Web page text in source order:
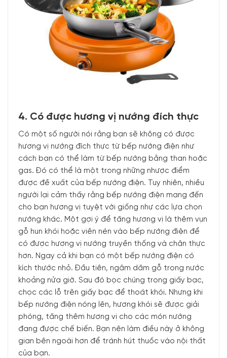
4. Có được hương vị nướng đích thực
Có một số người nói rằng bạn sẽ không có được
hương vị nướng đích thực từ bếp nướng điện như
cách bạn có thể làm từ bếp nướng bằng than hoặc
gas. Đó có thể là một trong những nhược điểm
được đề xuất của bếp nướng điện. Tuy nhiên, nhiều
người lại cảm thấy rằng bếp nướng điện mang đến
cho bạn hương vị tuyệt vời giống như các lựa chọn
nướng khác. Một gợi ý để tăng hương vị là thêm vụn
gỗ hun khói hoặc viên nén vào bếp nướng điện để
có được hương vị nướng truyền thống và chân thực
hơn. Ngay cả khi bạn có một bếp nướng điện có
kích thước nhỏ. Đầu tiên, ngâm dăm gỗ trong nước
khoảng nửa giờ. Sau đó bọc chúng trong giấy bạc,
chọc các lỗ trên giấy bạc để thoát khói. Nhưng khi
bếp nướng điện nóng lên, hương khói sẽ được giải
phóng, tăng thêm hương vị cho các món nướng
đang được chế biến. Bạn nên làm điều này ở không
gian bên ngoài hơn để tránh hút thuốc vào nội thất
của bạn.